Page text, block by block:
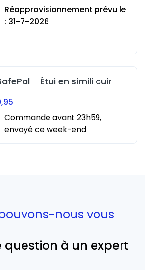
Réapprovisionnement prévu le
: 31-7-2026
- Étui en simili cuir
Commande avant 23h59,
envoyé ce week-end
nous vous
question à un expert